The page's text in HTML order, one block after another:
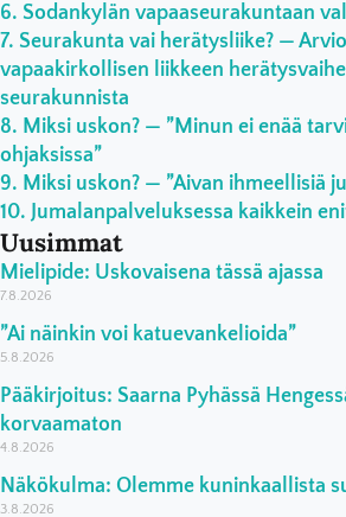
Sodankylän vapaaseurakuntaan
Seurakunta vai herätysliike? —
vapaakirkollisen liikkeen
seurakunnista
Miksi uskon? — ”Minun ei enää
ohjaksissa”
Miksi uskon? — ”Aivan ihmeellisiä
Jumalanpalveluksessa kaikkein
Uusimmat
Mielipide: Uskovaisena tässä ajassa
7.8.2026
”Ai näinkin voi katuevankelioida”
5.8.2026
Pääkirjoitus: Saarna Pyhässä
korvaamaton
4.8.2026
Näkökulma: Olemme kuninkaallista
3.8.2026